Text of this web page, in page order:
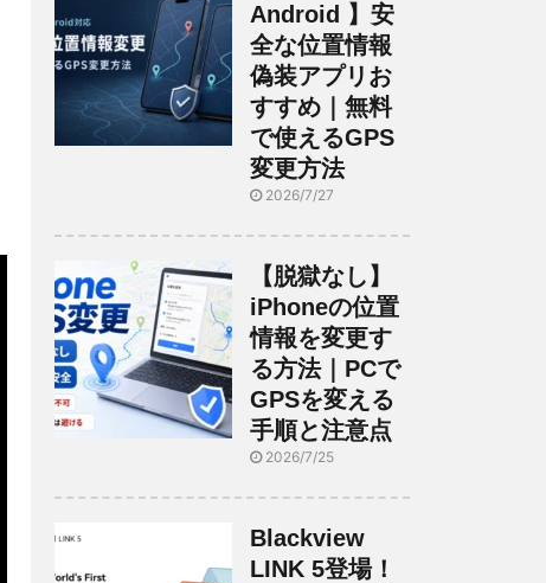
Android 】安
全な位置情報
偽装アプリお
すすめ｜無料
で使えるGPS
変更方法
2026/7/27
【脱獄なし】
iPhoneの位置
情報を変更す
る方法｜PCで
GPSを変える
手順と注意点
2026/7/25
Blackview
LINK 5登場！